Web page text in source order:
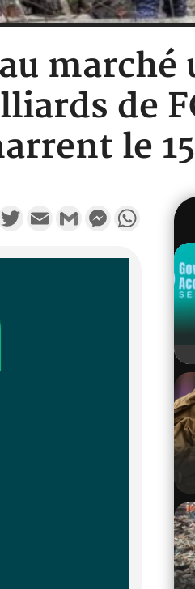
marché
de
le
FacebookTwitterEmail Gmail MessengerWhatsApp
d'Ivoire : Indépendance
à Grand-Béréby, le Sous-